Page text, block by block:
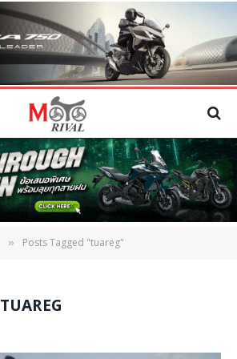
» Posts Tagged "tuareg"
TUAREG